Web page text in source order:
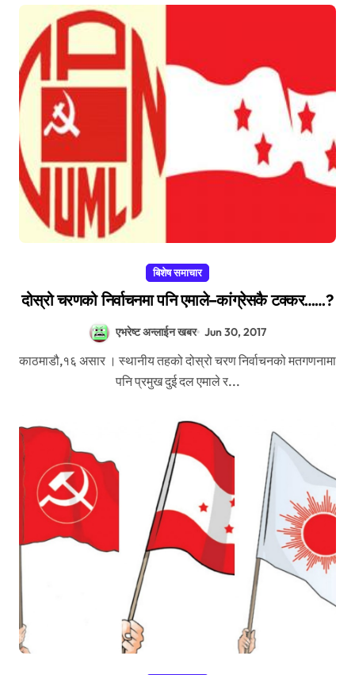
बिशेष समाचार
दोस्रो चरणको निर्वाचनमा पनि एमाले–कांग्रेसकै टक्कर……?
एभरेष्ट अन्लाईन खबर Jun 30, 2017
काठमाडौ,१६ असार । स्थानीय तहको दोस्रो चरण निर्वाचनको मतगणनामा
पनि प्रमुख दुई दल एमाले र...